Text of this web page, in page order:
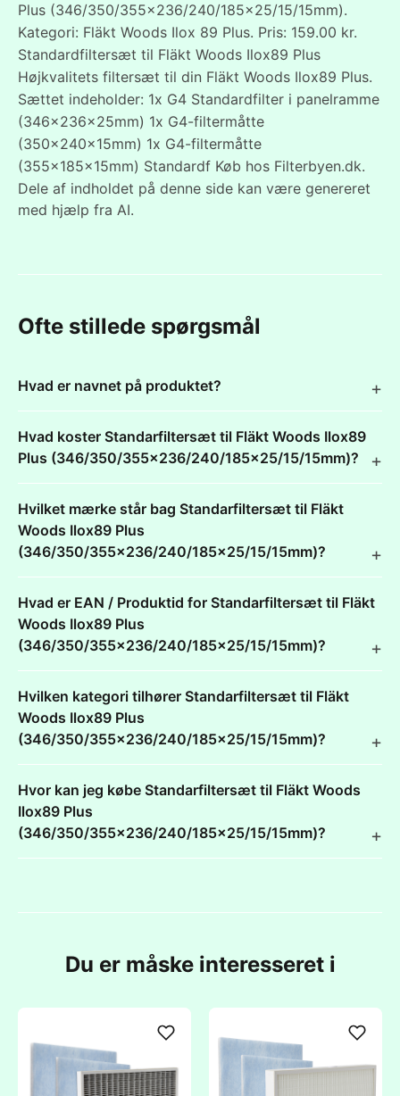
Plus (346/350/355x236/240/185x25/15/15mm).
Kategori: Fläkt Woods Ilox 89 Plus. Pris: 159.00 kr.
Standardfiltersæt til Fläkt Woods Ilox89 Plus
Højkvalitets filtersæt til din Fläkt Woods Ilox89 Plus.
Sættet indeholder: 1x G4 Standardfilter i panelramme
(346x236x25mm) 1x G4-filtermåtte
(350x240x15mm) 1x G4-filtermåtte
(355x185x15mm) Standardf Køb hos Filterbyen.dk.
Dele af indholdet på denne side kan være genereret
med hjælp fra AI.
Ofte stillede spørgsmål
Hvad er navnet på produktet?
Hvad koster Standarfiltersæt til Fläkt Woods Ilox89
Plus (346/350/355x236/240/185x25/15/15mm)?
Hvilket mærke står bag Standarfiltersæt til Fläkt
Woods Ilox89 Plus
(346/350/355x236/240/185x25/15/15mm)?
Hvad er EAN / Produktid for Standarfiltersæt til Fläkt
Woods Ilox89 Plus
(346/350/355x236/240/185x25/15/15mm)?
Hvilken kategori tilhører Standarfiltersæt til Fläkt
Woods Ilox89 Plus
(346/350/355x236/240/185x25/15/15mm)?
Hvor kan jeg købe Standarfiltersæt til Fläkt Woods
Ilox89 Plus
(346/350/355x236/240/185x25/15/15mm)?
Du er måske interesseret i